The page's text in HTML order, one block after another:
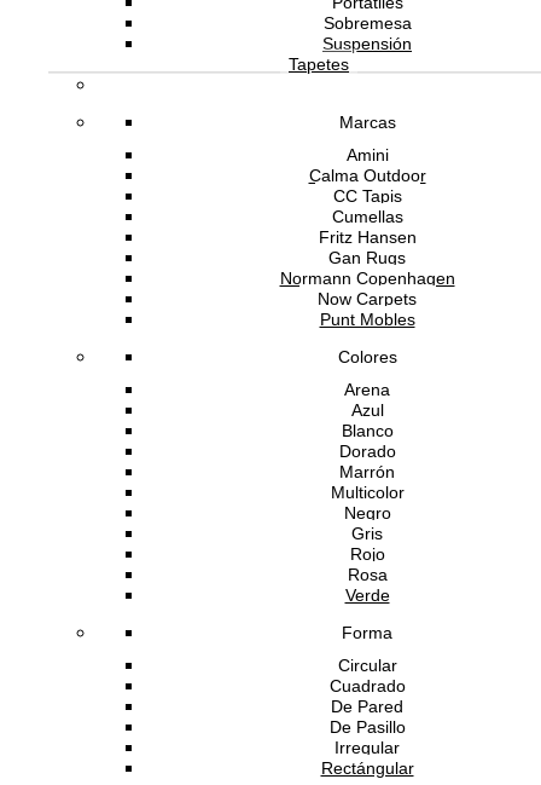
Sobremesa
Suspensión
Tapetes
Marcas
Amini
Calma Outdoor
CC Tapis
Cumellas
Fritz Hansen
Gan Rugs
Normann Copenhagen
Now Carpets
Punt Mobles
Colores
Arena
Azul
Blanco
Dorado
Marrón
Multicolor
Negro
Gris
Rojo
Rosa
Verde
Forma
Circular
Cuadrado
De Pared
De Pasillo
Irregular
Rectángular
21,500.00 MXN
He leído y acepto la política de privacidad